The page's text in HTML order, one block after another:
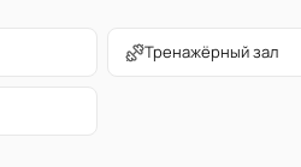
Тренажёрный зал